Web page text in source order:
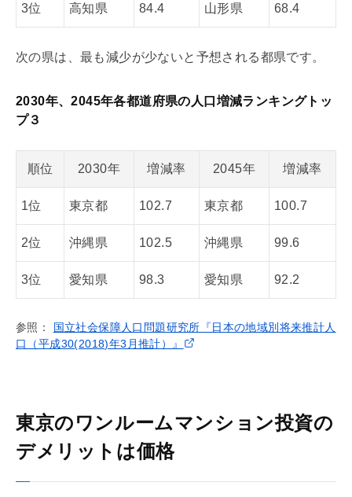
3位 高知県 84.4 山形県 68.4
次の県は、最も減少が少ないと予想される都県です。
2030年、2045年各都道府県の人口増減ランキングトッ
プ３
順位 2030年 増減率 2045年 増減率
1位 東京都 102.7 東京都 100.7
2位 沖縄県 102.5 沖縄県 99.6
3位 愛知県 98.3 愛知県 92.2
参照： 国立社会保障人口問題研究所『日本の地域別将来推計人
口（平成30(2018)年3月推計）』
東京のワンルームマンション投資の
デメリットは価格